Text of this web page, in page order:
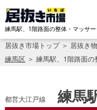
練馬駅、1階路面の整体・マッサー
居抜き市場トップ＞ 居抜き
練馬区 ＞ 練馬駅、1階路面
都営大江戸線 練馬